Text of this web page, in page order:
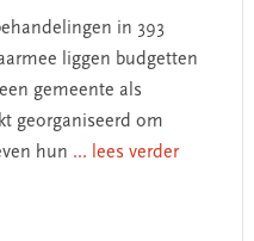
in 393
liggen budgetten
gemeente als
georganiseerd om
hun ... lees verder